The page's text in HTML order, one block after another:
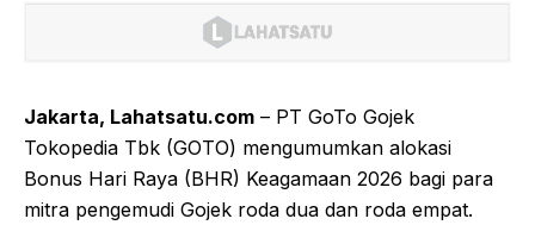
Jakarta, Lahatsatu.com – PT GoTo Gojek
Tokopedia Tbk (GOTO) mengumumkan alokasi
Bonus Hari Raya (BHR) Keagamaan 2026 bagi para
mitra pengemudi Gojek roda dua dan roda empat.